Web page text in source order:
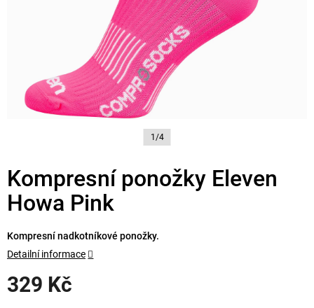
1/4
Kompresní ponožky Eleven
Howa Pink
329 Kč
Kompresní nadkotníkové ponožky.
Detailní informace